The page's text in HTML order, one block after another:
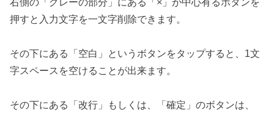
押すと入力文字を一文字削除できます。
その下にある「空白」というボタンをタップすると、1文
字スペースを空けることが出来ます。
その下にある「改行」もしくは、「確定」のボタンは、